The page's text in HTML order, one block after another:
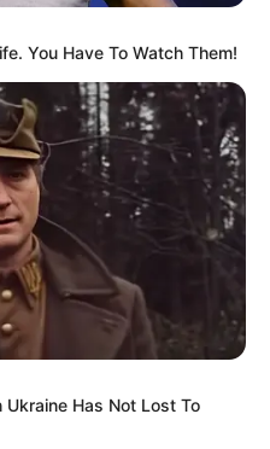
You Have To Watch Them!
Has Not Lost To